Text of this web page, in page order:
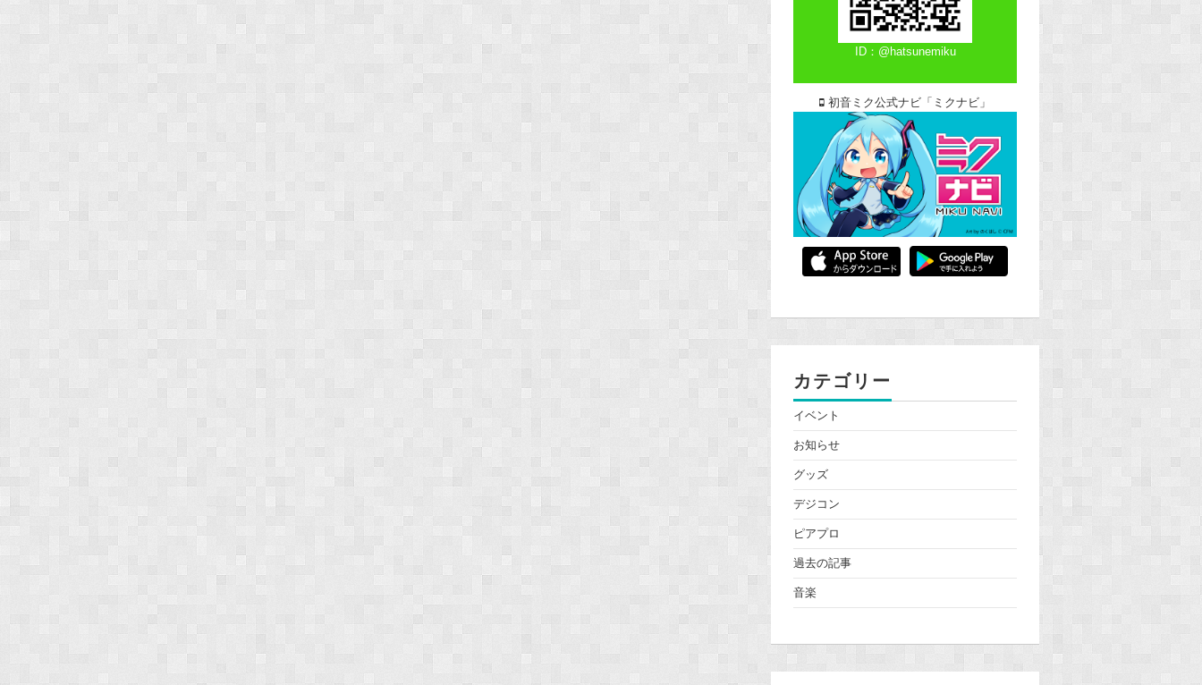
ID：@hatsunemiku
初音ミク公式ナビ「ミクナビ」
カテゴリー
イベント
お知らせ
グッズ
デジコン
ピアプロ
過去の記事
音楽